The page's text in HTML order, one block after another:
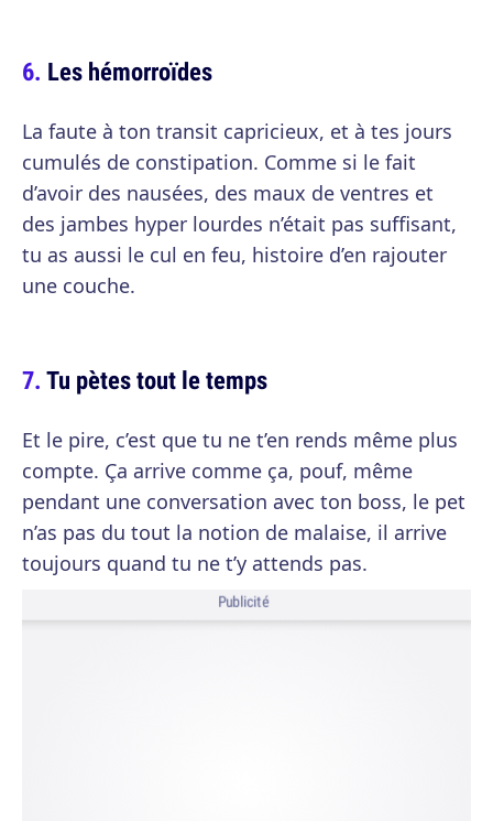
Les hémorroïdes
La faute à ton transit capricieux, et à tes jours
cumulés de constipation. Comme si le fait
d’avoir des nausées, des maux de ventres et
des jambes hyper lourdes n’était pas suffisant,
tu as aussi le cul en feu, histoire d’en rajouter
une couche.
Tu pètes tout le temps
Et le pire, c’est que tu ne t’en rends même plus
compte. Ça arrive comme ça, pouf, même
pendant une conversation avec ton boss, le pet
n’as pas du tout la notion de malaise, il arrive
toujours quand tu ne t’y attends pas.
Publicité